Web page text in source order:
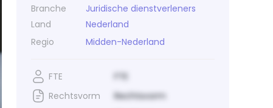
Branche
Juridische dienstverleners
Land
Nederland
Regio
Midden-Nederland
FTE
FTE
Rechtsvorm
Rechtsvorm